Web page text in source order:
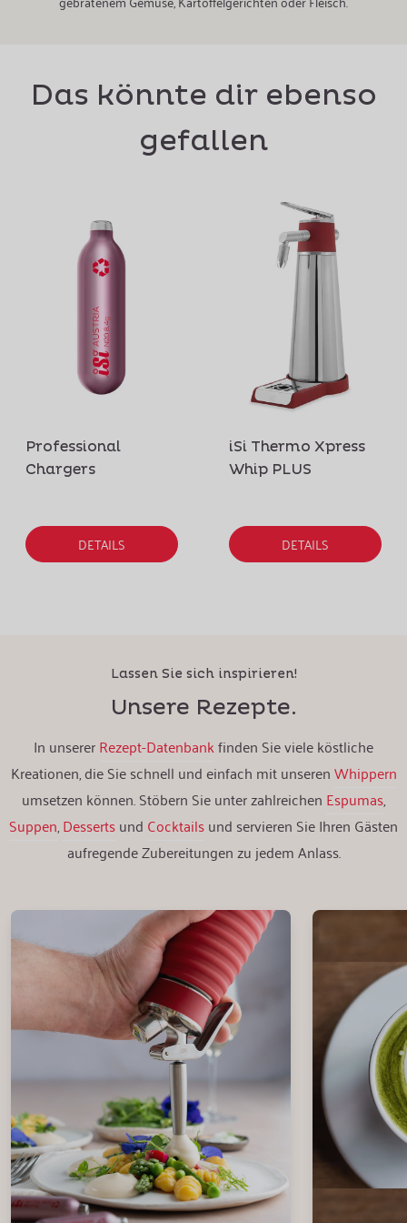
Das könnte dir ebenso
gefallen
Professional
Chargers
DETAILS
iSi Thermo Xpress
Whip PLUS
DETAILS
Lassen Sie sich inspirieren!
Unsere Rezepte.
In unsererRezept-Datenbankfinden Sie viele köstliche
Kreationen, die Sie schnell und einfach mit unserenWhippern
umsetzen können. Stöbern Sie unter zahlreichen Espumas,
Suppen,Dessertsund Cocktailsund servieren Sie Ihren Gästen
aufregende Zubereitungen zu jedem Anlass.